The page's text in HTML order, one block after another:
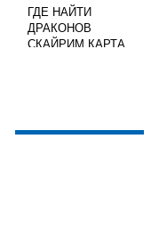
ГДЕ НАЙТИ
ДРАКОНОВ
СКАЙРИМ КАРТА